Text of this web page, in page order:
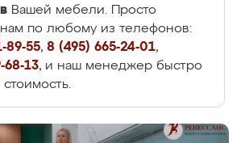
Вашей мебели. Просто
по любому из телефонов:
89-55, 8 (495) 665-24-01,
68-13, и наш менеджер быстро
стоимость.